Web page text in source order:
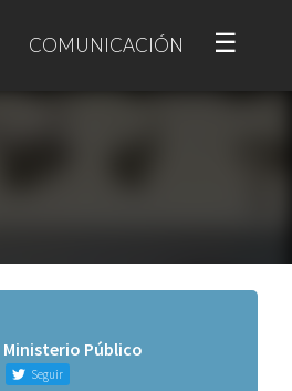
COMUNICACIÓN ☰
Ministerio Público
Seguir